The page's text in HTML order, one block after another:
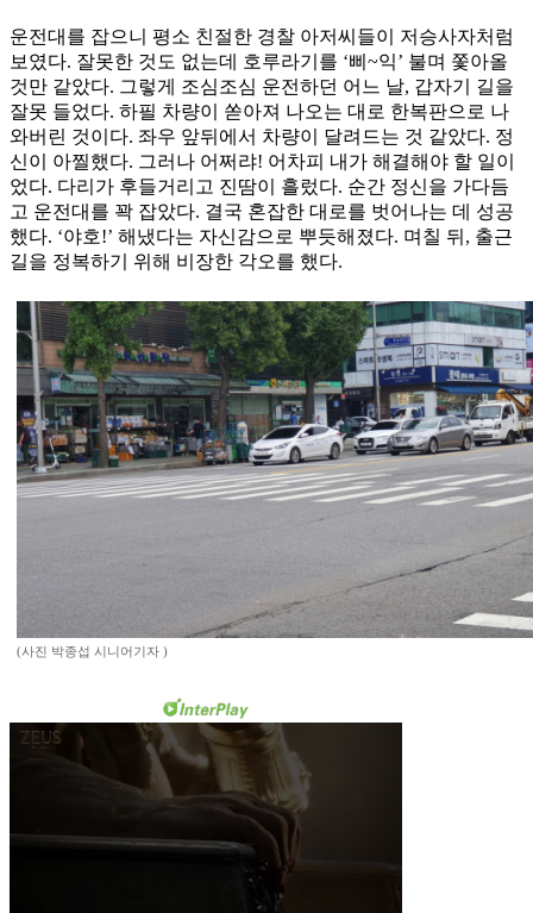
운전대를 잡으니 평소 친절한 경찰 아저씨들이 저승사자처럼
보였다. 잘못한 것도 없는데 호루라기를 ‘삐~익’ 불며 쫓아올
것만 같았다. 그렇게 조심조심 운전하던 어느 날, 갑자기 길을
잘못 들었다. 하필 차량이 쏟아져 나오는 대로 한복판으로 나
와버린 것이다. 좌우 앞뒤에서 차량이 달려드는 것 같았다. 정
신이 아찔했다. 그러나 어쩌랴! 어차피 내가 해결해야 할 일이
었다. 다리가 후들거리고 진땀이 흘렀다. 순간 정신을 가다듬
고 운전대를 꽉 잡았다. 결국 혼잡한 대로를 벗어나는 데 성공
했다. ‘야호!’ 해냈다는 자신감으로 뿌듯해졌다. 며칠 뒤, 출근
길을 정복하기 위해 비장한 각오를 했다.
(사진 박종섭 시니어기자 )